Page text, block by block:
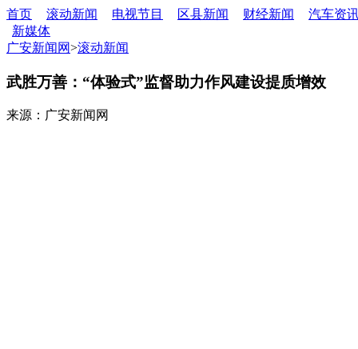
首页 滚动新闻 电视节目 区县新闻 财经新闻
汽车资
新媒体
广安新闻网>滚动新闻
武胜万善：“体验式”监督助力作风建设提质增效
来源：广安新闻网